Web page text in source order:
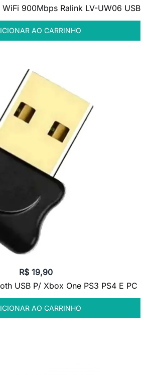
900Mbps Ralink LV-UW06 USB
AO CARRINHO
R$19,90
USB P/ Xbox One PS3 PS4 E PC
AO CARRINHO